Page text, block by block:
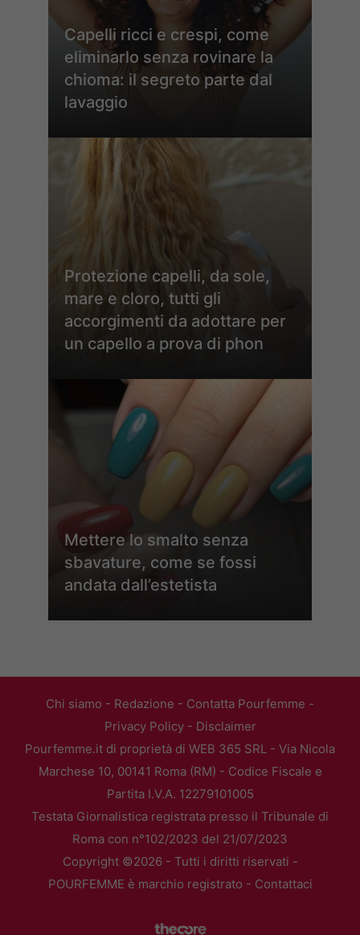
Capelli ricci e crespi, come
eliminarlo senza rovinare la
chioma: il segreto parte dal
lavaggio
Protezione capelli, da sole,
mare e cloro, tutti gli
accorgimenti da adottare per
un capello a prova di phon
Mettere lo smalto senza
sbavature, come se fossi
andata dall’estetista
Chi siamo - Redazione - Contatta Pourfemme -
Privacy Policy- Disclaimer
Pourfemme.it di proprietà di WEB 365 SRL - Via Nicola
Marchese 10, 00141 Roma (RM) - Codice Fiscale e
Partita I.V.A. 12279101005
Testata Giornalistica registrata presso il Tribunale di
Roma con n°102/2023 del 21/07/2023
Copyright ©2026 - Tutti i diritti riservati -
POURFEMME è marchio registrato - Contattaci